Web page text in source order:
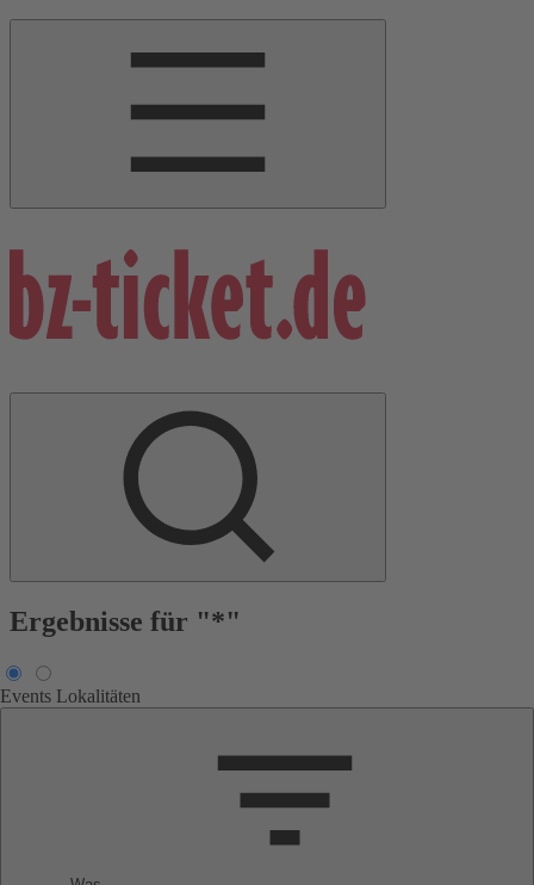
Ergebnisse für "*"
Events Lokalitäten